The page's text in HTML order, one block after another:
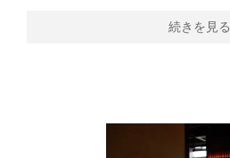
続きを見る